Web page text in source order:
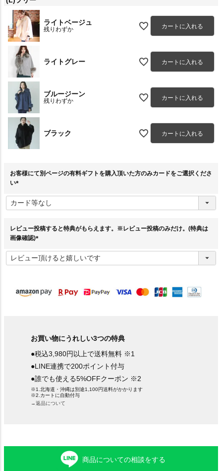
ライトベージュ
残りわずか カートに入れる
ライトグレー カートに入れる
ブルージーン
残りわずか カートに入れる
ブラック カートに入れる
お客様にて別ページの有料ギフトを購入頂いた方のみカードをご選択くださ
い
必
須
レビュー投稿すると特典がもらえます。※レビュー投稿のみだけ。(特典は
画像確認)
必
須
お買い物にうれしい3つの特典
●税込3,980円以上で送料無料 ※1
●LINE連携で200ポイント付与
●誰でも使える5%OFFクーポン ※2
※1.北海道・沖縄は別途1,100円送料がかかります
※2.カートに自動付与
→返品について
商品についての相談をする